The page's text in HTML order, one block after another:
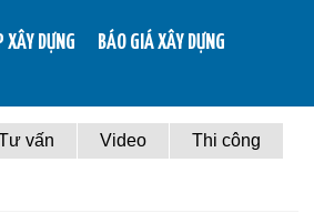
XÂY DỰNG
BÁO GIÁ XÂY DỰNG
vấn Video
Thi công